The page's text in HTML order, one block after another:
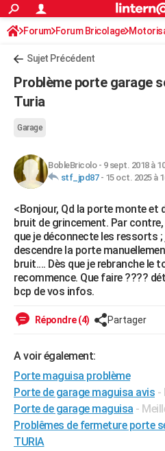
ACTUALITÉS
Politique
Société
Faits Divers
Education
Monde
Villes
+
Programme TV
TNTStreaming
Cinéma
Sorties cinéma
Musique
+FINANCE
Retraite
Impôts
Epargne
Immobilier
Risques naturels par ville
Banque
Assurance
Crédit
AUTO
Essais
Réserver un essai
Citadines
Berlines
SUV
Forum auto
HIGH-TECH
Mobiles
Meilleur smartphone
Internet
Ordinateurs
Jeux vidéo
Guide high-tech
+BRICOLAGE
Forum
Aménagement intérieur
Extérieur
Cuisine
Salle de bains
Jardinage
Rangement
WEEK-END
Guides de France
Escapades
Patrimoine
Expositions
Musées
Week-end nature
+LIFESTYLE
Art de vivre
Bien-être
Loisirs
Mode
Modes de vie
SANTE
Alimentation
Guide de la santé
Maladies
Médicaments
Sommeil
VOYAGE
Destinations
City break
Voyage nature
Voyage de noces
Forum
Climat
PHOTO
GUIDES D'ACHAT
BONS PLANS
CARTE DE VOEUX
Carte de Noël
Carte Bonne année
Carte Saint-Valentin
Carte Pâques
Carte d'anniversaire
DICTIONNAIRE
Forum Forum Bricolage
Sujet Précédent
Problème porte garage
Turia
Garage
BobleBricolo- 9 sept. 2018 à
stf_jpd87- 15 oct. 2025 à
<Bonjour, Qd la porte monte et
bruit de grincement. Par
que je déconnecte les ressorts
descendre la porte
bruit.... Dès que je rebranche le
recommence. Que faire ????
bcp de vos infos.
Répondre (4) Partager
A voir également:
Porte maguisa problème
Porte de garage maguisa avis -
Porte de garage maguisa -
Problêmes de fermeture porte
TURIA